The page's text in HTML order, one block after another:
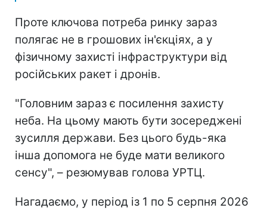
Проте ключова потреба ринку зараз
полягає не в грошових ін'єкціях, а у
фізичному захисті інфраструктури від
російських ракет і дронів.
"Головним зараз є посилення захисту
неба. На цьому мають бути зосереджені
зусилля держави. Без цього будь-яка
інша допомога не буде мати великого
сенсу", – резюмував голова УРТЦ.
Нагадаємо, у період із 1 по 5 серпня 2026